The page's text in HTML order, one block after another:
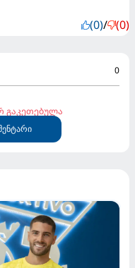
(0)/ (0)
0
გაკეთებულა